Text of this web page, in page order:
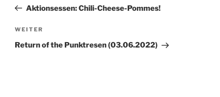
Beitrag
Aktionsessen: Chili-Cheese-Pommes!
Nächster
Beitrag
WEITER
Return of the Punktresen (03.06.2022)